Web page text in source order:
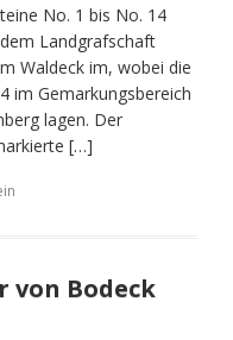
No. 1 bis No. 14
Landgrafschaft
Waldeck im, wobei die
im Gemarkungsbereich
lagen. Der
[…]
von Bodeck